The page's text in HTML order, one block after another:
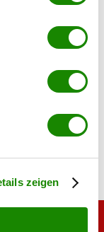
Lage
identifizieren
Daten
zeigen